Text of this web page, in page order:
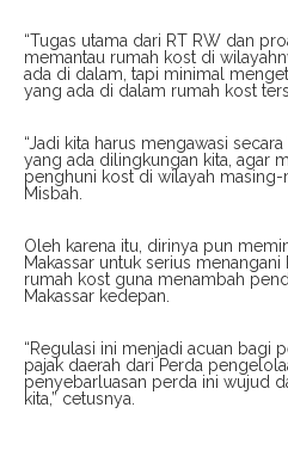
“Tugas utama dari RT RW dan
memantau rumah kost di
ada di dalam, tapi minimal
yang ada di dalam rumah kost
“Jadi kita harus mengawasi
yang ada dilingkungan kita, agar
penghuni kost di wilayah masing-
Misbah.
Oleh karena itu, dirinya pun
Makassar untuk serius
rumah kost guna menambah
Makassar kedepan.
“Regulasi ini menjadi acuan bagi
pajak daerah dari Perda
penyebarluasan perda ini wujud
kita,” cetusnya.